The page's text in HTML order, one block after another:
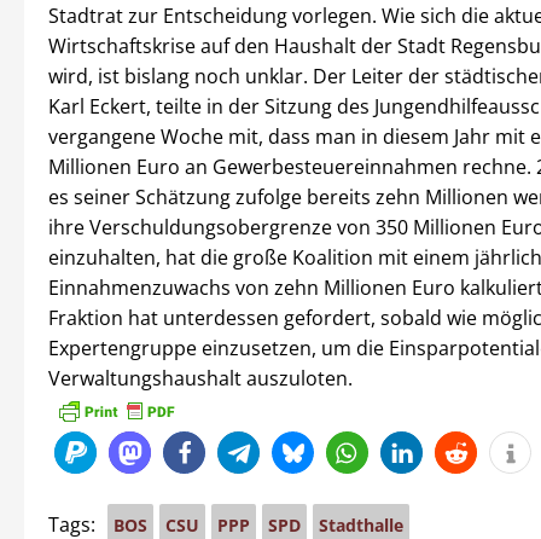
Stadtrat zur Entscheidung vorlegen. Wie sich die
Wirtschaftskrise auf den Haushalt der Stadt
wird, ist bislang noch unklar. Der Leiter der
Karl Eckert, teilte in der Sitzung des
vergangene Woche mit, dass man in diesem Jahr mit
Millionen Euro an Gewerbesteuereinnahmen rechne.
es seiner Schätzung zufolge bereits zehn Millionen
ihre Verschuldungsobergrenze von 350 Millionen
einzuhalten, hat die große Koalition mit einem
Einnahmenzuwachs von zehn Millionen Euro
Fraktion hat unterdessen gefordert, sobald wie
Expertengruppe einzusetzen, um die
Verwaltungshaushalt auszuloten.
Tags: BOS CSU PPP SPD Stadthalle